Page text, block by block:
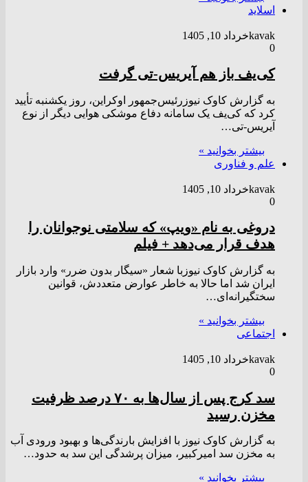
اسلاید
kavakخرداد 10, 1405
0
کی‌یف باز هم آیریس-تی گرفت
به گزارش کاوک نیوزرئیس‌جمهور اوکراین، روز یکشنبه تأیید
کرد که کی‌یف یک سامانه دفاع موشکی هوایی دیگر از نوع
آیریس-تی…
بیشتر بخوانید »
علم و فناوری
kavakخرداد 10, 1405
0
دروغی به نام «ویپ» که سلامتی نوجوانان را
هدف قرار می‌دهد + فیلم
به گزارش کاوک نیوزبا شعار «سیگار بدون ضرر» وارد بازار
ایران شد اما حالا به خاطر عوارض متعددش، قوانین
سختگیرانه‌ای…
بیشتر بخوانید »
اجتماعی
kavakخرداد 10, 1405
0
سد کرج پس از سال‌ها به ۷۰ درصد ظرفیت
مخزن رسید
به گزارش کاوک نیوز با افزایش بارندگی‌ها و بهبود ورودی آب
به مخزن سد امیرکبیر، میزان پرشدگی این سد به حدود…
بیشتر بخوانید »